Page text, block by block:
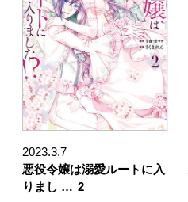
2023.3.7
悪役令嬢は溺愛ルートに入
りまし … 2